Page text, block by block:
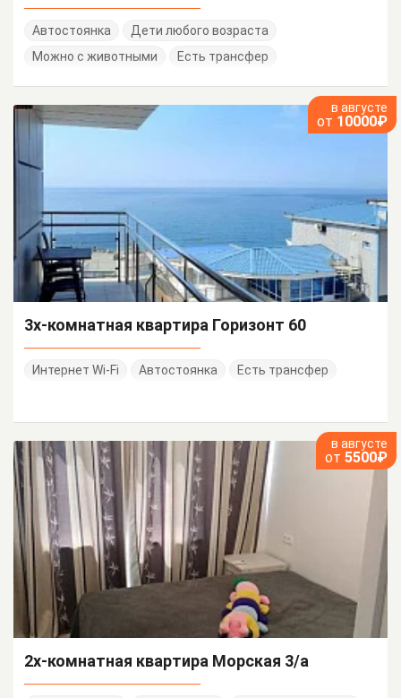
Автостоянка
Дети любого возраста
Можно с животными
Есть трансфер
в августе
от 10000₽
3х-комнатная квартира Горизонт 60
Интернет Wi-Fi Автостоянка Есть трансфер
в августе
от 5500₽
2х-комнатная квартира Морская 3/а